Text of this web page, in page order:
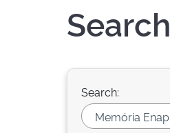
Search
Search: